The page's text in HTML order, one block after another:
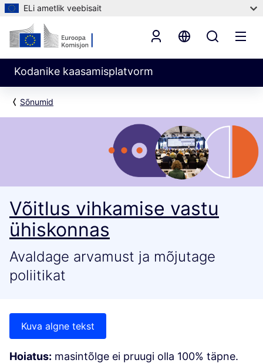
ELi ametlik veebisait
Kodanike kaasamisplatvorm
Sõnumid
Võitlus vihkamise vastu
ühiskonnas
Avaldage arvamust ja mõjutage
poliitikat
Kuva algne tekst
Hoiatus: masintõlge ei pruugi olla 100% täpne.